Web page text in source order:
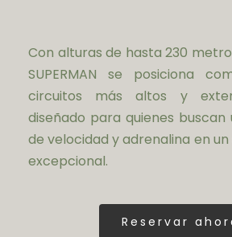
Con alturas de hasta 230
SUPERMAN se posiciona
circuitos más altos y
diseñado para quienes buscan
de velocidad y adrenalina en
excepcional.
Reservar